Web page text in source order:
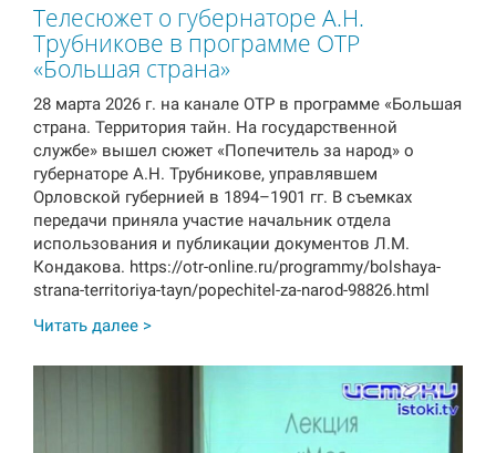
Телесюжет о губернаторе А.Н.
Трубникове в программе ОТР
«Большая страна»
28 марта 2026 г. на канале ОТР в программе «Большая
страна. Территория тайн. На государственной
службе» вышел сюжет «Попечитель за народ» о
губернаторе А.Н. Трубникове, управлявшем
Орловской губернией в 1894–1901 гг. В съемках
передачи приняла участие начальник отдела
использования и публикации документов Л.М.
Кондакова. https://otr-online.ru/programmy/bolshaya-
strana-territoriya-tayn/popechitel-za-narod-98826.html
Читать далее >